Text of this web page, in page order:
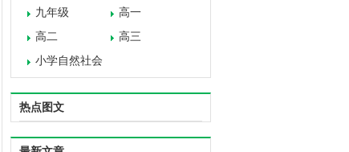
九年级
高一
高二
高三
小学自然社会
热点图文